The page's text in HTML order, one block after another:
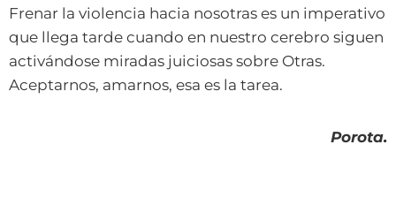
Frenar la violencia hacia nosotras es un imperativo
que llega tarde cuando en nuestro cerebro siguen
activándose miradas juiciosas sobre Otras.
Aceptarnos, amarnos, esa es la tarea.
Porota.